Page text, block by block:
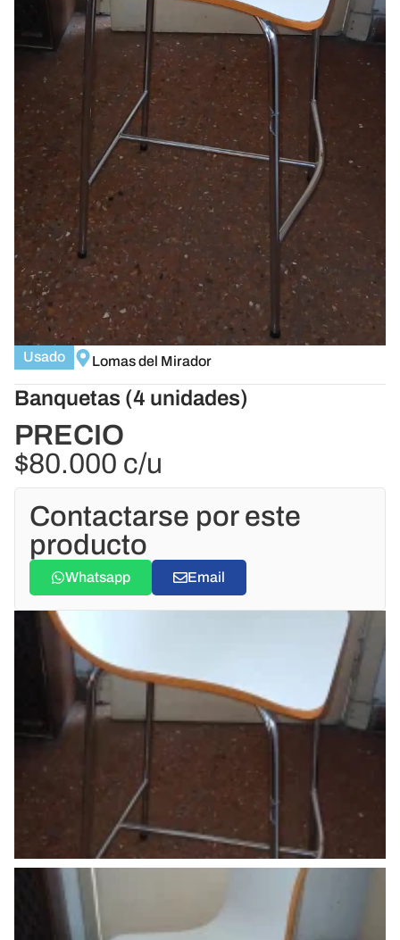
Usado Lomas del Mirador
Banquetas (4 unidades)
PRECIO
$80.000 c/u
Contactarse por este
producto
Whatsapp Email